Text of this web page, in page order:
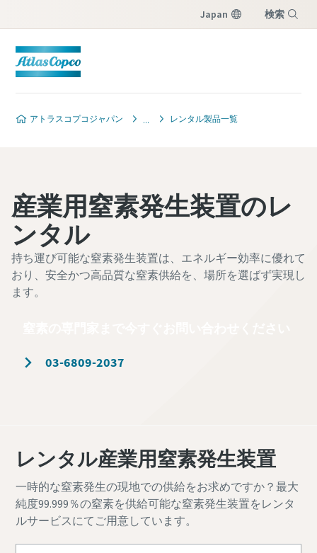
Japan 検索
アトラスコプコジャパン レンタル製品一覧
産業用窒素発生装置のレ
ンタル
持ち運び可能な窒素発生装置は、エネルギー効率に優れて
おり、安全かつ高品質な窒素供給を、場所を選ばず実現し
ます。
03-6809-2037
レンタル産業用窒素発生装置
一時的な窒素発生の現地での供給をお求めですか？最大
純度99.999％の窒素を供給可能な窒素発生装置をレンタ
ルサービスにてご用意しています。